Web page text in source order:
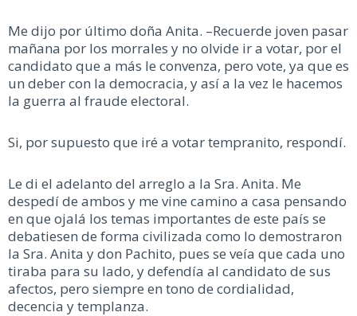
Me dijo por último doña Anita. –Recuerde joven pasar
mañana por los morrales y no olvide ir a votar, por el
candidato que a más le convenza, pero vote, ya que es
un deber con la democracia, y así a la vez le hacemos
la guerra al fraude electoral.
Si, por supuesto que iré a votar tempranito, respondí.
Le di el adelanto del arreglo a la Sra. Anita. Me
despedí de ambos y me vine camino a casa pensando
en que ojalá los temas importantes de este país se
debatiesen de forma civilizada como lo demostraron
la Sra. Anita y don Pachito, pues se veía que cada uno
tiraba para su lado, y defendía al candidato de sus
afectos, pero siempre en tono de cordialidad,
decencia y templanza.